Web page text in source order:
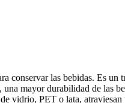
conservar las bebidas. Es un
mayor durabilidad de las
vidrio, PET o lata,